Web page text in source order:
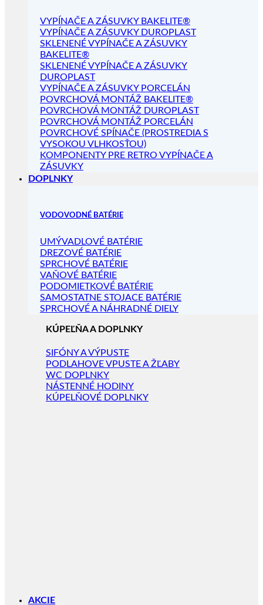
VYPÍNAČE A ZÁSUVKY BAKELITE®
VYPÍNAČE A ZÁSUVKY DUROPLAST
SKLENENÉ VYPÍNAČE A ZÁSUVKY
BAKELITE®
SKLENENÉ VYPÍNAČE A ZÁSUVKY
DUROPLAST
VYPÍNAČE A ZÁSUVKY PORCELÁN
POVRCHOVÁ MONTÁŽ BAKELITE®
POVRCHOVÁ MONTÁŽ DUROPLAST
POVRCHOVÁ MONTÁŽ PORCELÁN
POVRCHOVÉ SPÍNAČE (PROSTREDIA S
VYSOKOU VLHKOSŤOU)
KOMPONENTY PRE RETRO VYPÍNAČE A
ZÁSUVKY
DOPLNKY
VODOVODNÉ BATÉRIE
UMÝVADLOVÉ BATÉRIE
DREZOVÉ BATÉRIE
SPRCHOVÉ BATÉRIE
VAŇOVÉ BATÉRIE
PODOMIETKOVÉ BATÉRIE
SAMOSTATNE STOJACE BATÉRIE
SPRCHOVÉ A NÁHRADNÉ DIELY
KÚPEĽŇA A DOPLNKY
SIFÓNY A VÝPUSTE
PODLAHOVE VPUSTE A ŽĽABY
WC DOPLNKY
NÁSTENNÉ HODINY
KÚPELŇOVÉ DOPLNKY
AKCIE